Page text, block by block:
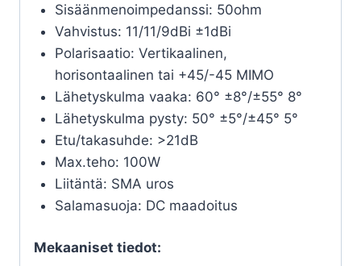
Sisäänmenoimpedanssi: 50ohm
Vahvistus: 11/11/9dBi ±1dBi
Polarisaatio: Vertikaalinen,
horisontaalinen tai +45/-45 MIMO
Lähetyskulma vaaka: 60° ±8°/±55° 8°
Lähetyskulma pysty: 50° ±5°/±45° 5°
Etu/takasuhde: >21dB
Max.teho: 100W
Liitäntä: SMA uros
Salamasuoja: DC maadoitus
Mekaaniset tiedot: